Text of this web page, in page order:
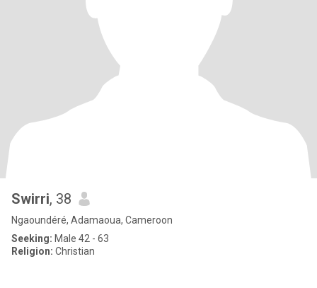
Swirri, 38
Ngaoundéré, Adamaoua, Cameroon
Seeking: Male 42 - 63
Religion: Christian